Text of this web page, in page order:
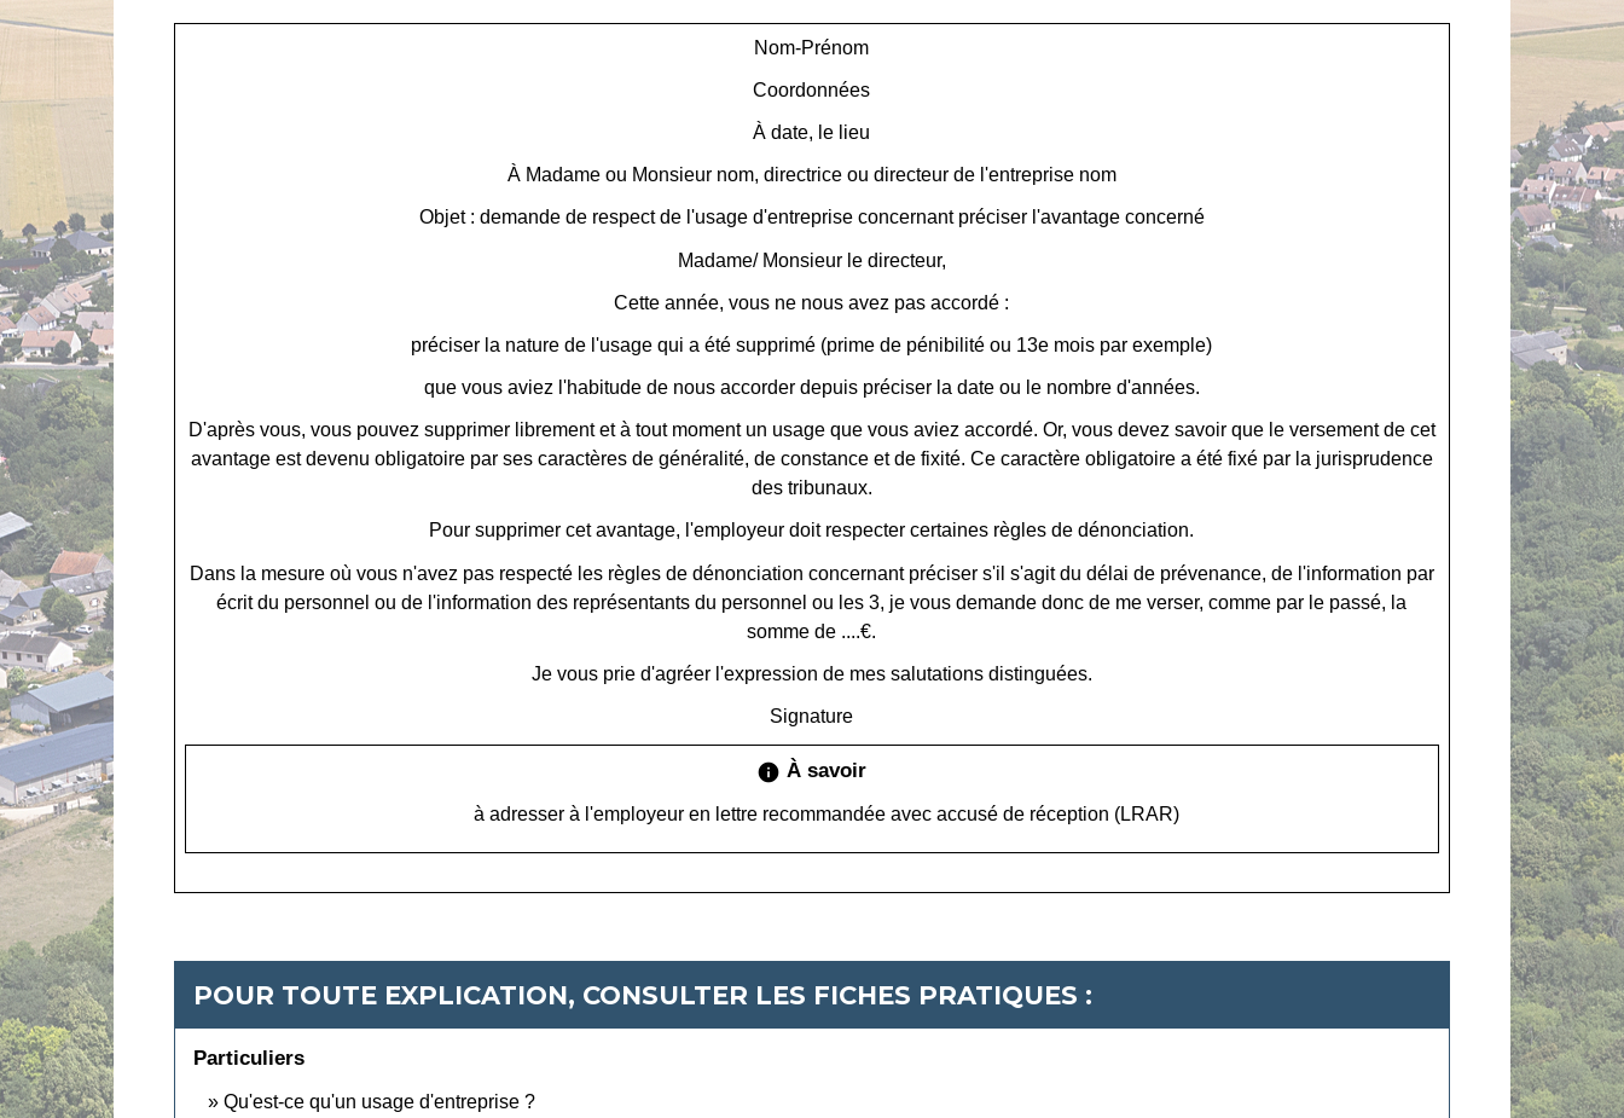
Nom-Prénom
Coordonnées
Àdate, le lieu
À Madame ou Monsieur nom, directrice ou directeur de l'entreprise nom
Objet : demande de respect de l'usage d'entreprise concernant préciser l'avantage concerné
Madame/ Monsieur le directeur,
Cette année, vous ne nous avez pas accordé :
préciser la nature de l'usage qui a été supprimé (prime de pénibilité ou 13e mois par exemple)
que vous aviez l'habitude de nous accorder depuis préciser la date ou le nombre d'années.
D'après vous, vous pouvez supprimer librement et à tout moment un usage que vous aviez accordé. Or, vous devez savoir que le versement de cet
avantage est devenu obligatoire par ses caractères de généralité, de constance et de fixité. Ce caractère obligatoire a été fixé par la jurisprudence
des tribunaux.
Pour supprimer cet avantage, l'employeur doit respecter certaines règles de dénonciation.
Dans la mesure où vous n'avez pas respecté les règles de dénonciation concernant préciser s'il s'agit du délai de prévenance, de l'information par
écrit du personnel ou de l'information des représentants du personnel ou les 3, je vous demande donc de me verser, comme par le passé, la
somme de ....€.
Je vous prie d'agréer l'expression de mes salutations distinguées.
Signature
info À savoir
à adresser à l'employeur en lettre recommandée avec accusé de réception (LRAR)
POUR TOUTE EXPLICATION, CONSULTER LES FICHES PRATIQUES :
Particuliers
Qu'est-ce qu'un usage d'entreprise ?